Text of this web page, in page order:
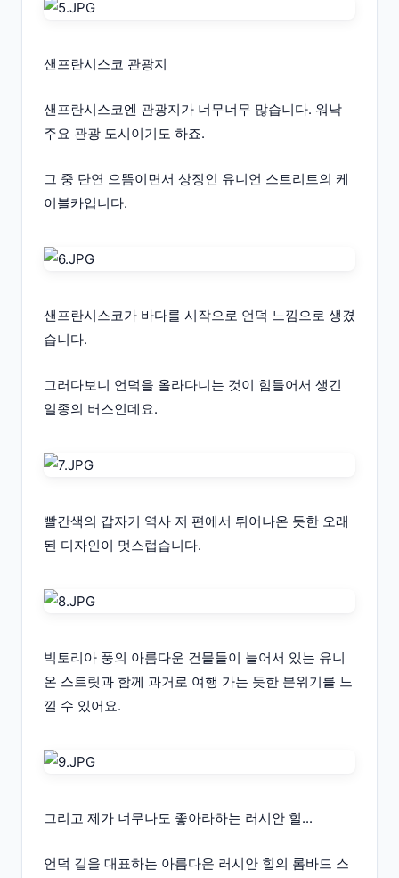
샌프란시스코 관광지
샌프란시스코엔 관광지가 너무너무 많습니다. 워낙
주요 관광 도시이기도 하죠.
그 중 단연 으뜸이면서 상징인 유니언 스트리트의 케
이블카입니다.
샌프란시스코가 바다를 시작으로 언덕 느낌으로 생겼
습니다.
그러다보니 언덕을 올라다니는 것이 힘들어서 생긴
일종의 버스인데요.
빨간색의 갑자기 역사 저 편에서 튀어나온 듯한 오래
된 디자인이 멋스럽습니다.
빅토리아 풍의 아름다운 건물들이 늘어서 있는 유니
온 스트릿과 함께 과거로 여행 가는 듯한 분위기를 느
낄 수 있어요.
그리고 제가 너무나도 좋아라하는 러시안 힐...
언덕 길을 대표하는 아름다운 러시안 힐의 롬바드 스